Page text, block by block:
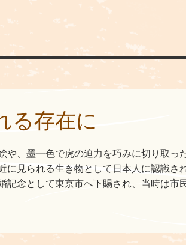
る存在に
、墨一色で虎の迫力を巧みに切り取っ
見られる生き物として日本人に認識さ
念として東京市へ下賜され、当時は市